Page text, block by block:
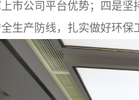
市公司平台优势；四是
生产防线，扎实做好环保